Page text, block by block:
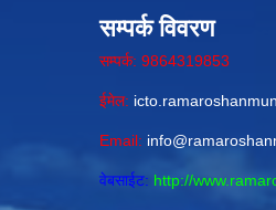
सम्पर्क विवरण
सम्पर्क: 9864319853
ईमेल:
Email:
वेबसाईट: http://